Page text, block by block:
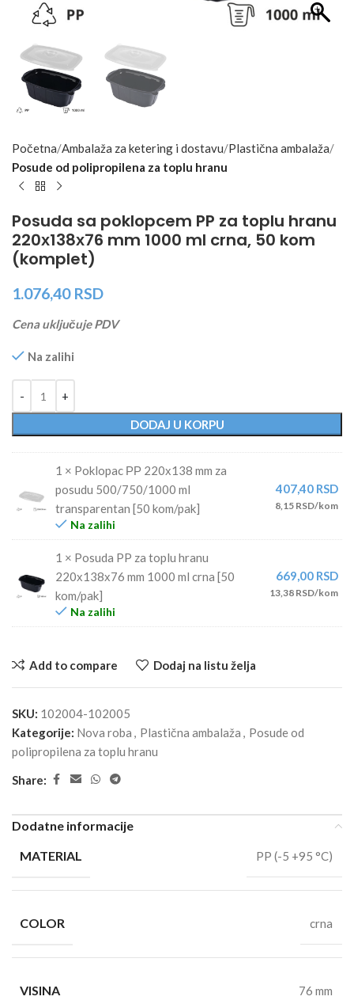
Početna Ambalaža za ketering i dostavu Plastična ambalaža
Posude od polipropilena za toplu hranu
Posuda sa poklopcem PP za toplu hranu
220х138х76 mm 1000 ml crna, 50 kom
(komplet)
1.076,40 RSD
Cena uključuje PDV
Na zalihi
DODAJ U KORPU
1 × Poklopac РР 220х138 mm za
posudu 500/750/1000 ml
transparentan [50 kom/pak]
Na zalihi
407,40 RSD
8,15 RSD/kom
1 × Posuda PP za toplu hranu
220х138х76 mm 1000 ml crna [50
kom/pak]
Na zalihi
669,00 RSD
13,38 RSD/kom
Add to compare Dodaj na listu želja
SKU: 102004-102005
Kategorije: Nova roba , Plastična ambalaža , Posude od
polipropilena za toplu hranu
Share:
Dodatne informacije
MATERIAL
PP (-5 +95 °C)
COLOR crna
VISINA 76 mm